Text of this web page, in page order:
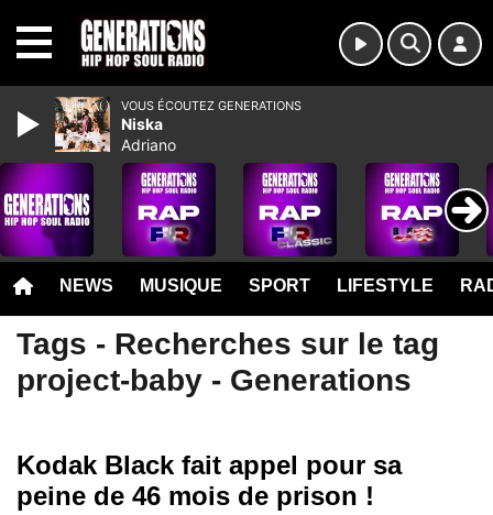
NEWS MUSIQUE SPORT LIFESTYLE
Tags - Recherches sur le tag
project-baby - Generations
Kodak Black fait appel pour sa
peine de 46 mois de prison !
VOUS ÉCOUTEZ GENERATIONS
Niska
Adriano